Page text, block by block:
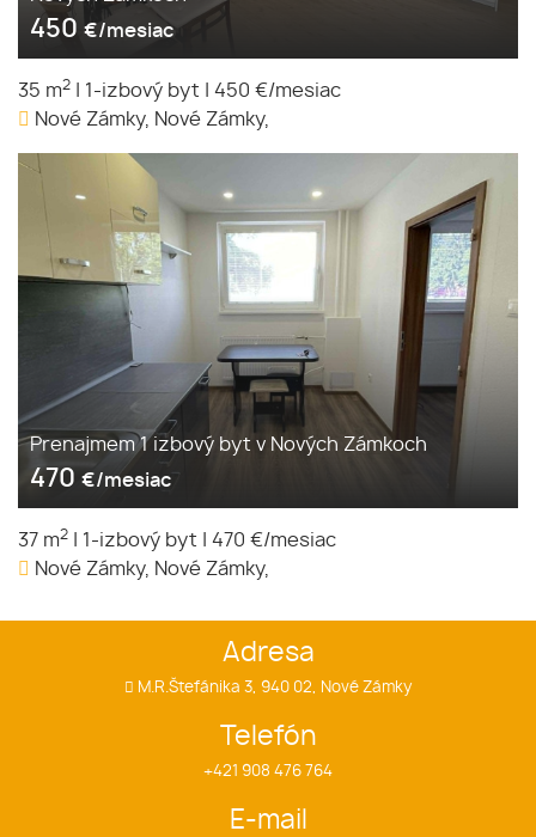
450 €/mesiac
35 m2 1-izbový byt
450 €/mesiac
Nové Zámky, Nové Zámky,
Prenajmem 1 izbový byt v Nových Zámkoch
470 €/mesiac
37 m2 1-izbový byt
470 €/mesiac
Nové Zámky, Nové Zámky,
Adresa
M.R.Štefánika 3, 940 02, Nové Zámky
Telefón
+421 908 476 764
E-mail